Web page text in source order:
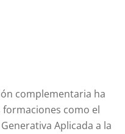
complementaria ha
como el
Aplicada a la